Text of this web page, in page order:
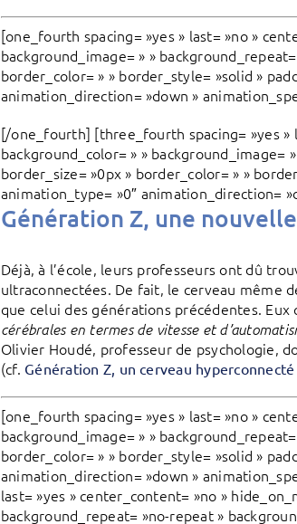
[one_fourth spacing= »yes » last= »no »
background_image= » »
border_color= » » border_style= »solid »
animation_direction= »down »
[/one_fourth] [three_fourth spacing= »yes »
background_color= » »
border_size= »0px » border_color= » »
animation_type= »0″ animation_direction=
Génération Z, une
Déjà, à l’école, leurs professeurs ont dû
ultraconnectées. De fait, le cerveau même
que celui des générations précédentes.
cérébrales en termes de vitesse et
Olivier Houdé, professeur de psychologie,
(cf. Génération Z, un cerveau
[one_fourth spacing= »yes » last= »no »
background_image= » »
border_color= » » border_style= »solid »
animation_direction= »down »
last= »yes » center_content= »no »
background_repeat= »no-repeat »